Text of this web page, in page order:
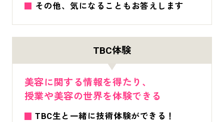
その他、気になることもお答えします
TBC体験
美容に関する情報を得たり、
授業や美容の世界を体験できる
TBC生と一緒に技術体験ができる！